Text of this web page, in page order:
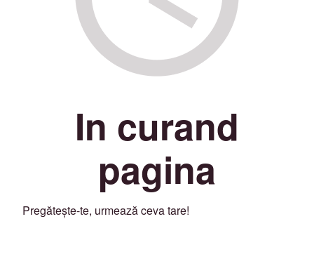
In curand
pagina
Pregătește-te, urmează ceva tare!